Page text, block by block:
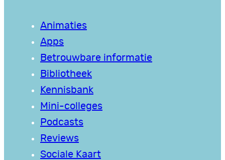
Animaties
Apps
Betrouwbare informatie
Bibliotheek
Kennisbank
Mini-colleges
Podcasts
Reviews
Sociale Kaart